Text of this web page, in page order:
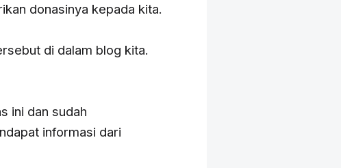
donasinya kepada kita.
di dalam blog kita.
ini dan sudah
informasi dari